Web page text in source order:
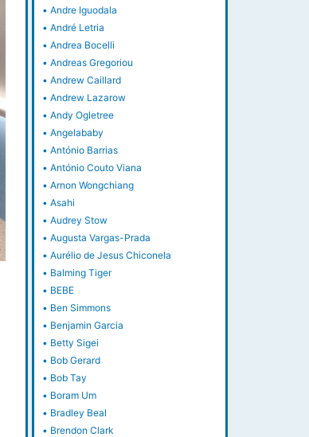
•Andre Iguodala
•André Letria
•Andrea Bocelli
•Andreas Gregoriou
•Andrew Caillard
•Andrew Lazarow
•Andy Ogletree
•Angelababy
•António Barrias
•António Couto Viana
•Arnon Wongchiang
•Asahi
•Audrey Stow
•Augusta Vargas-Prada
•Aurélio de Jesus Chiconela
• Balming Tiger
• BEBE
• Ben Simmons
• Benjamin Garcia
• Betty Sigei
• Bob Gerard
• Bob Tay
• Boram Um
• Bradley Beal
• Brendon Clark